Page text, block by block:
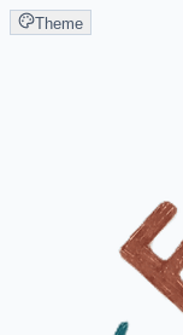
Theme